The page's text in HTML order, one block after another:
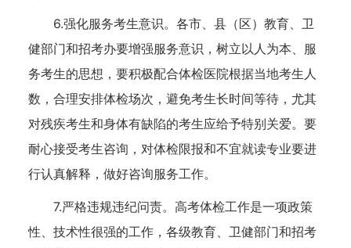
6.强化服务考生意识。各市、县（区）教育、卫
健部门和招考办要增强服务意识，树立以人为本、服
务考生的思想，要积极配合体检医院根据当地考生人
数，合理安排体检场次，避免考生长时间等待，尤其
对残疾考生和身体有缺陷的考生应给予特别关爱。要
耐心接受考生咨询，对体检限报和不宜就读专业要进
行认真解释，做好咨询服务工作。
7.严格违规违纪问责。高考体检工作是一项政策
性、技术性很强的工作，各级教育、卫健部门和招考